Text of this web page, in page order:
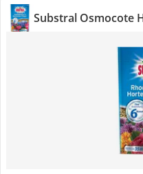
Substral Osmocote